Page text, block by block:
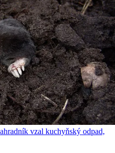
vzal kuchyňský odpad,